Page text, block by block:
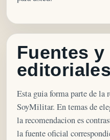
Fuentes y
editoriales
Esta guia forma parte de
SoyMilitar. En temas de
la recomendacion es
la fuente oficial